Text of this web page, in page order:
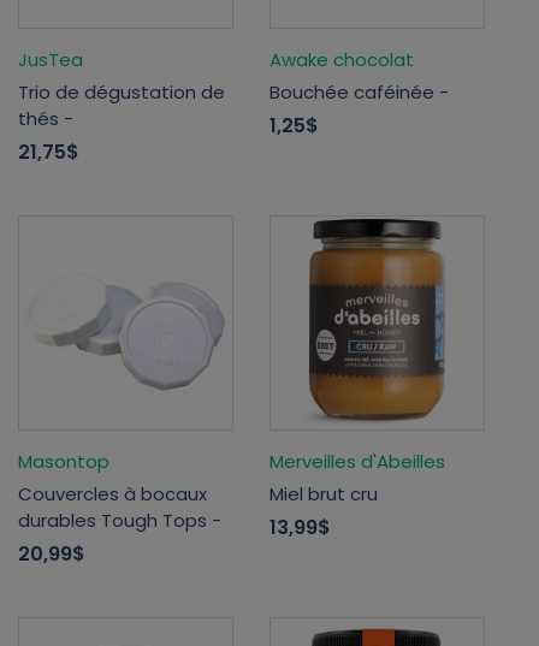
JusTea
Trio de dégustation de
thés -
21,75$
Awake chocolat
Bouchée caféinée -
1,25$
Masontop
Couvercles à bocaux
durables Tough Tops -
20,99$
Merveilles d'Abeilles
Miel brut cru
13,99$